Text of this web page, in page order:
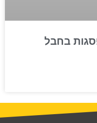
בחבל